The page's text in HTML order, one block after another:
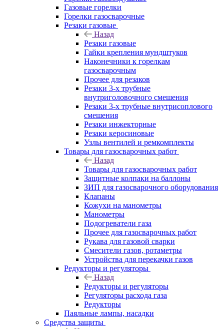
Газовые горелки
Горелки газосварочные
Резаки газовые
Назад
Резаки газовые
Гайки крепления мундштуков
Наконечники к горелкам
газосварочным
Прочее для резаков
Резаки 3-х трубные
внутриголовочного смешения
Резаки 3-х трубные внутрисоплового
смешения
Резаки инжекторные
Резаки керосиновые
Узлы вентилей и ремкомплекты
Товары для газосварочных работ
Назад
Товары для газосварочных работ
Защитные колпаки на баллоны
ЗИП для газосварочного оборудования
Клапаны
Кожухи на манометры
Манометры
Подогреватели газа
Прочее для газосварочных работ
Рукава для газовой сварки
Смесители газов, ротаметры
Устройства для перекачки газов
Редукторы и регуляторы
Назад
Редукторы и регуляторы
Регуляторы расхода газа
Редукторы
Паяльные лампы, насадки
Средства защиты